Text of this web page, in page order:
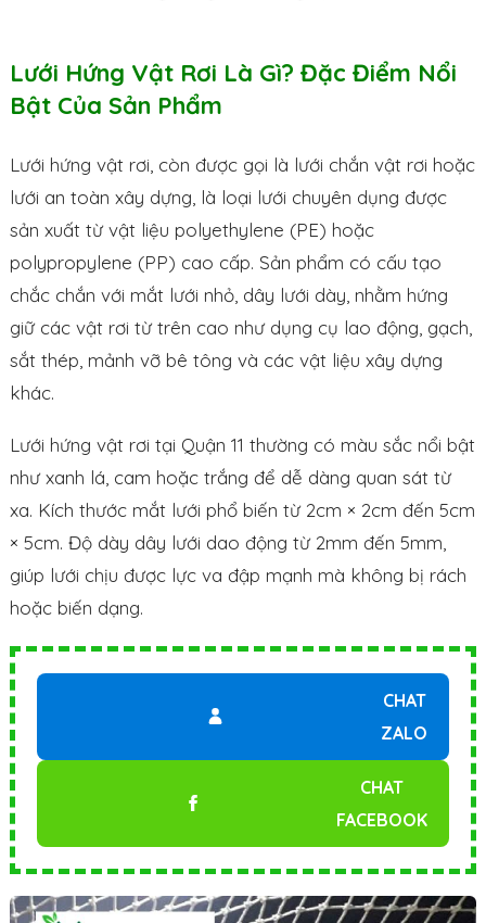
Lưới Hứng Vật Rơi Là Gì? Đặc Điểm Nổi
Bật Của Sản Phẩm
Lưới hứng vật rơi, còn được gọi là lưới chắn vật rơi hoặc
lưới an toàn xây dựng, là loại lưới chuyên dụng được
sản xuất từ vật liệu polyethylene (PE) hoặc
polypropylene (PP) cao cấp. Sản phẩm có cấu tạo
chắc chắn với mắt lưới nhỏ, dây lưới dày, nhằm hứng
giữ các vật rơi từ trên cao như dụng cụ lao động, gạch,
sắt thép, mảnh vỡ bê tông và các vật liệu xây dựng
khác.
Lưới hứng vật rơi tại Quận 11 thường có màu sắc nổi bật
như xanh lá, cam hoặc trắng để dễ dàng quan sát từ
xa. Kích thước mắt lưới phổ biến từ 2cm × 2cm đến 5cm
× 5cm. Độ dày dây lưới dao động từ 2mm đến 5mm,
giúp lưới chịu được lực va đập mạnh mà không bị rách
hoặc biến dạng.
CHAT
ZALO
CHAT
FACEBOOK